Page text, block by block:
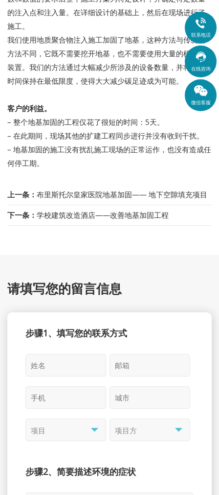
的注入点和注入量。在详细设计的基础上，然后在现场进行了
施工。
我们使用地质聚合物注入施工加固了地基，这种方法与传统的
方法不同，它既不需要挖开地基，也不需要使用大量的机器或
装置。我们的方法通过大幅减少所涉及的设备数量，并将执行
时间保持在最低限度，使得大大减少碳足迹成为可能。
客户的利益。
– 整个地基加固的工程仅花了很短的时间：5天。
– 在此期间，现场其他的扩建工程同步进行并没有收到干扰。
– 地基加固的施工没有扰乱施工现场的正常运作，也没有造成任
何停工期。
上一条： 布里斯托尔皇家医院地基加固—— 地下空隙填充项目
下一条： 学校建筑改造酒店——改善地基加固工程
请填写您的留言信息
步骤1、填写您的联系方式
步骤2、简要描述环境的症状

联系电话

在线咨询
微信客服